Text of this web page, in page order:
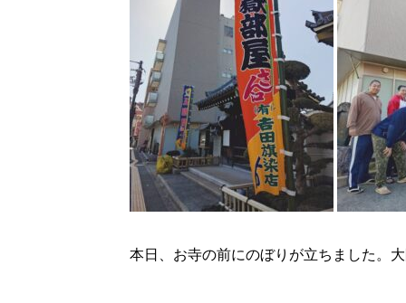
本日、お寺の前にのぼりが立ちました。